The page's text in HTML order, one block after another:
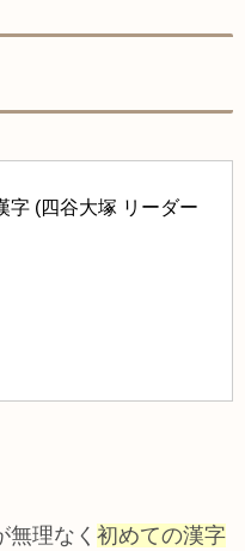
字 (四谷大塚 リーダー
理なく 初めての漢字